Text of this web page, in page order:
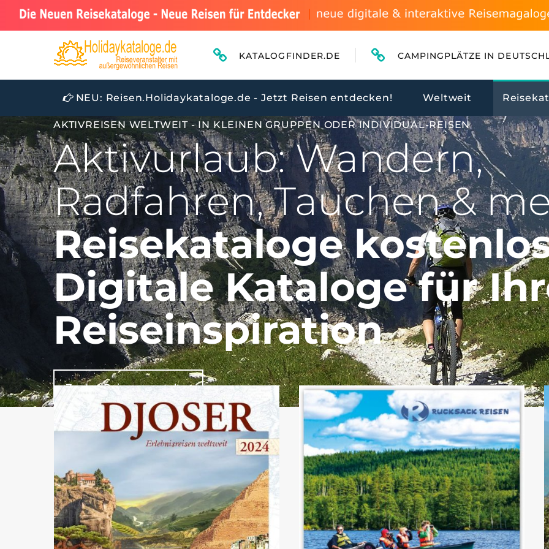
KATALOGFINDER.DE CAMPINGPLÄTZE IN
NEU: Reisen.Holidaykataloge.de - Jetzt Reisen entdecken! Weltweit
AKTIVREISEN WELTWEIT - IN KLEINEN GRUPPEN ODER INDIVIDUAL-REISEN
Aktivurlaub: Wandern,
Radfahren, Tauchen &
Reisekataloge
Digitale Kataloge für
Reiseinspiration
Zu den Reiseveranstalter